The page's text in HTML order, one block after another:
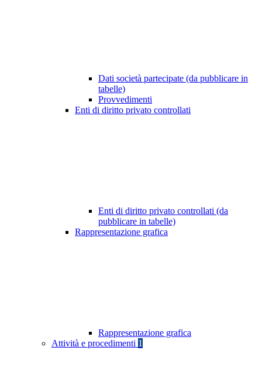
Dati società partecipate (da pubblicare in
tabelle)
Provvedimenti
Enti di diritto privato controllati
Enti di diritto privato controllati (da
pubblicare in tabelle)
Rappresentazione grafica
Rappresentazione grafica
Attività e procedimenti 1